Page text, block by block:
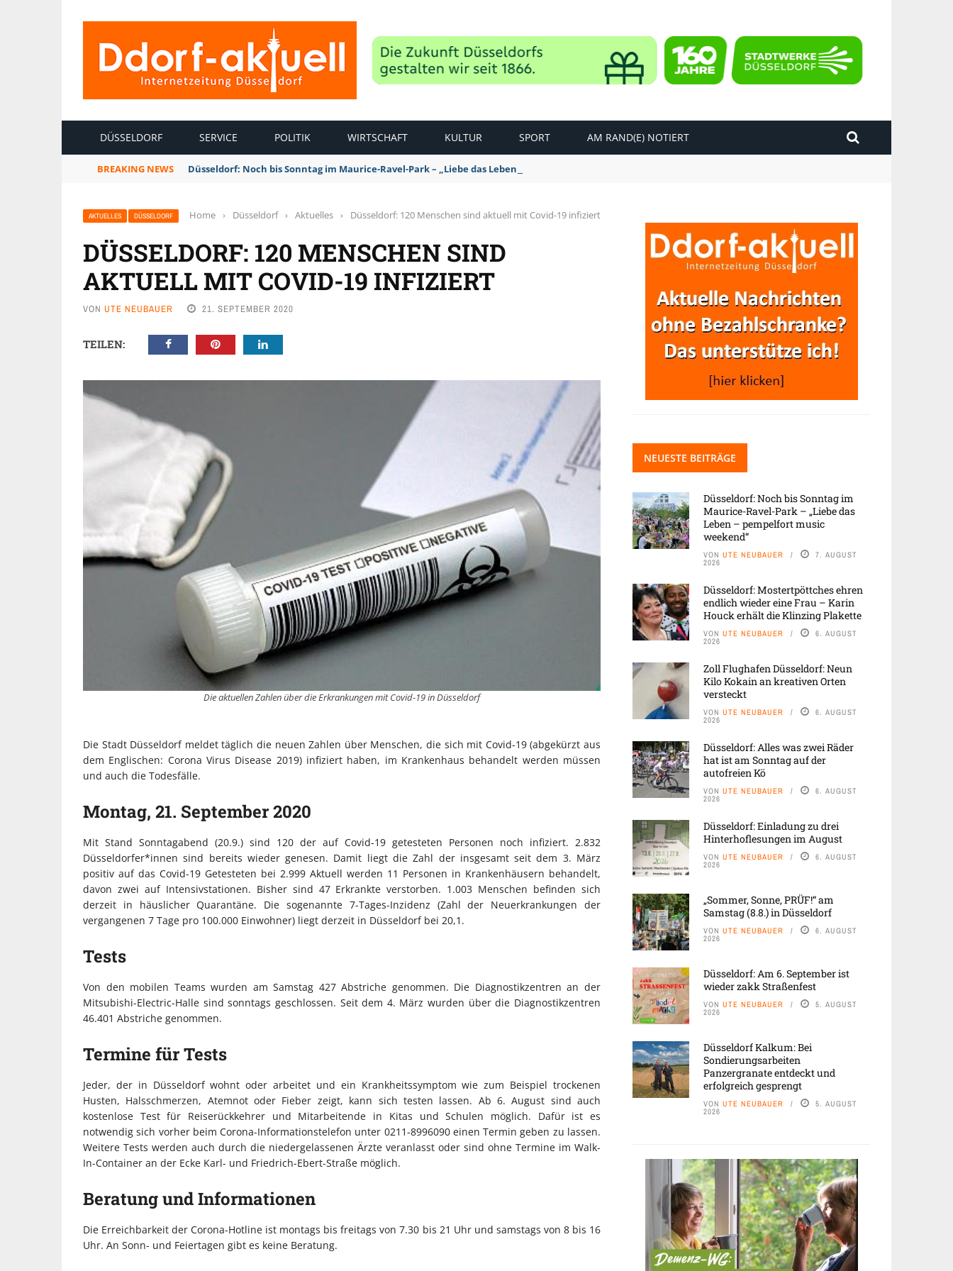
DÜSSELDORF SERVICE POLITIK WIRTSCHAFT KULTUR SPORT AM RAND(E) NOTIERT
BREAKING NEWS Düsseldorf: Noch bis Sonntag im Maurice-Ravel-Park – „Liebe das Leben – pempelfort music weekend“
AKTUELLES DÜSSELDORF Home › Düsseldorf › Aktuelles › Düsseldorf: 120 Menschen sind aktuell mit Covid-19 infiziert
DÜSSELDORF: 120 MENSCHEN SIND
AKTUELL MIT COVID-19 INFIZIERT
VON UTE NEUBAUER 21. SEPTEMBER 2020
TEILEN:
Die aktuellen Zahlen über die Erkrankungen mit Covid-19 in Düsseldorf
Die Stadt Düsseldorf meldet täglich die neuen Zahlen über Menschen, die sich mit Covid-19 (abgekürzt aus
dem Englischen: Corona Virus Disease 2019) infiziert haben, im Krankenhaus behandelt werden müssen
und auch die Todesfälle.
Montag, 21. September 2020
Mit Stand Sonntagabend (20.9.) sind 120 der auf Covid-19 getesteten Personen noch infiziert. 2.832
Düsseldorfer*innen sind bereits wieder genesen. Damit liegt die Zahl der insgesamt seit dem 3. März
positiv auf das Covid-19 Getesteten bei 2.999 Aktuell werden 11 Personen in Krankenhäusern behandelt,
davon zwei auf Intensivstationen. Bisher sind 47 Erkrankte verstorben. 1.003 Menschen befinden sich
derzeit in häuslicher Quarantäne. Die sogenannte 7-Tages-Inzidenz (Zahl der Neuerkrankungen der
vergangenen 7 Tage pro 100.000 Einwohner) liegt derzeit in Düsseldorf bei 20,1.
Tests
Von den mobilen Teams wurden am Samstag 427 Abstriche genommen. Die Diagnostikzentren an der
Mitsubishi-Electric-Halle sind sonntags geschlossen. Seit dem 4. März wurden über die Diagnostikzentren
46.401 Abstriche genommen.
Termine für Tests
Jeder, der in Düsseldorf wohnt oder arbeitet und ein Krankheitssymptom wie zum Beispiel trockenen
Husten, Halsschmerzen, Atemnot oder Fieber zeigt, kann sich testen lassen. Ab 6. August sind auch
kostenlose Test für Reiserückkehrer und Mitarbeitende in Kitas und Schulen möglich. Dafür ist es
notwendig sich vorher beim Corona-Informationstelefon unter 0211-8996090 einen Termin geben zu lassen.
Weitere Tests werden auch durch die niedergelassenen Ärzte veranlasst oder sind ohne Termine im Walk-
In-Container an der Ecke Karl- und Friedrich-Ebert-Straße möglich.
Beratung und Informationen
Die Erreichbarkeit der Corona-Hotline ist montags bis freitags von 7.30 bis 21 Uhr und samstags von 8 bis 16
Uhr. An Sonn- und Feiertagen gibt es keine Beratung.
NEUESTE BEITRÄGE
Düsseldorf: Noch bis Sonntag im
Maurice-Ravel-Park – „Liebe das
Leben – pempelfort music
weekend“
VON UTE NEUBAUER 7. AUGUST
2026
Düsseldorf: Mostertpöttches ehren
endlich wieder eine Frau – Karin
Houck erhält die Klinzing Plakette
VON UTE NEUBAUER 6. AUGUST
2026
Zoll Flughafen Düsseldorf: Neun
Kilo Kokain an kreativen Orten
versteckt
VON UTE NEUBAUER 6. AUGUST
2026
Düsseldorf: Alles was zwei Räder
hat ist am Sonntag auf der
autofreien Kö
VON UTE NEUBAUER 6. AUGUST
2026
Düsseldorf: Einladung zu drei
Hinterhoflesungen im August
VON UTE NEUBAUER 6. AUGUST
2026
„Sommer, Sonne, PRÜF!“ am
Samstag (8.8.) in Düsseldorf
VON UTE NEUBAUER 6. AUGUST
2026
Düsseldorf: Am 6. September ist
wieder zakk Straßenfest
VON UTE NEUBAUER 5. AUGUST
2026
Düsseldorf Kalkum: Bei
Sondierungsarbeiten
Panzergranate entdeckt und
erfolgreich gesprengt
VON UTE NEUBAUER 5. AUGUST
2026